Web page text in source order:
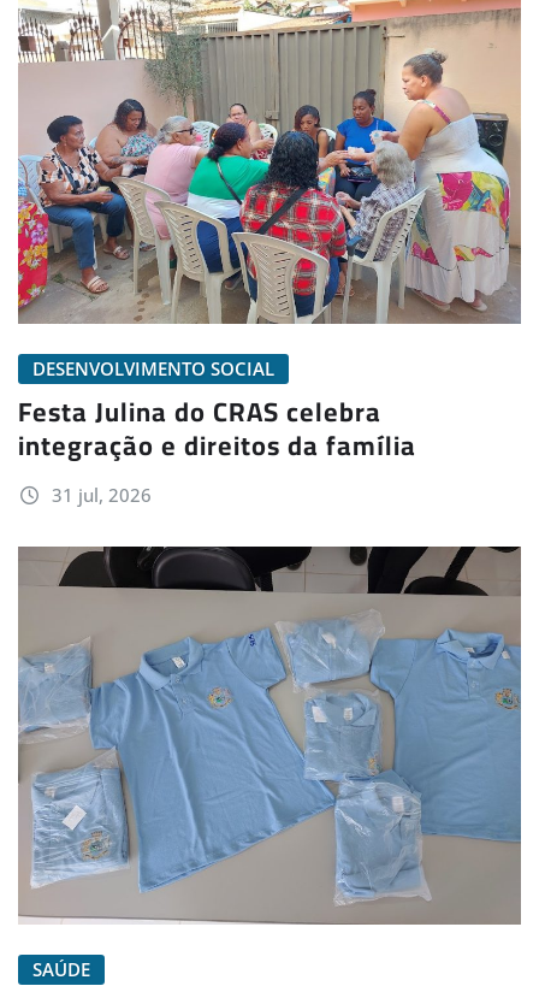
DESENVOLVIMENTO SOCIAL
Festa Julina do CRAS celebra
integração e direitos da família
31 jul, 2026
SAÚDE